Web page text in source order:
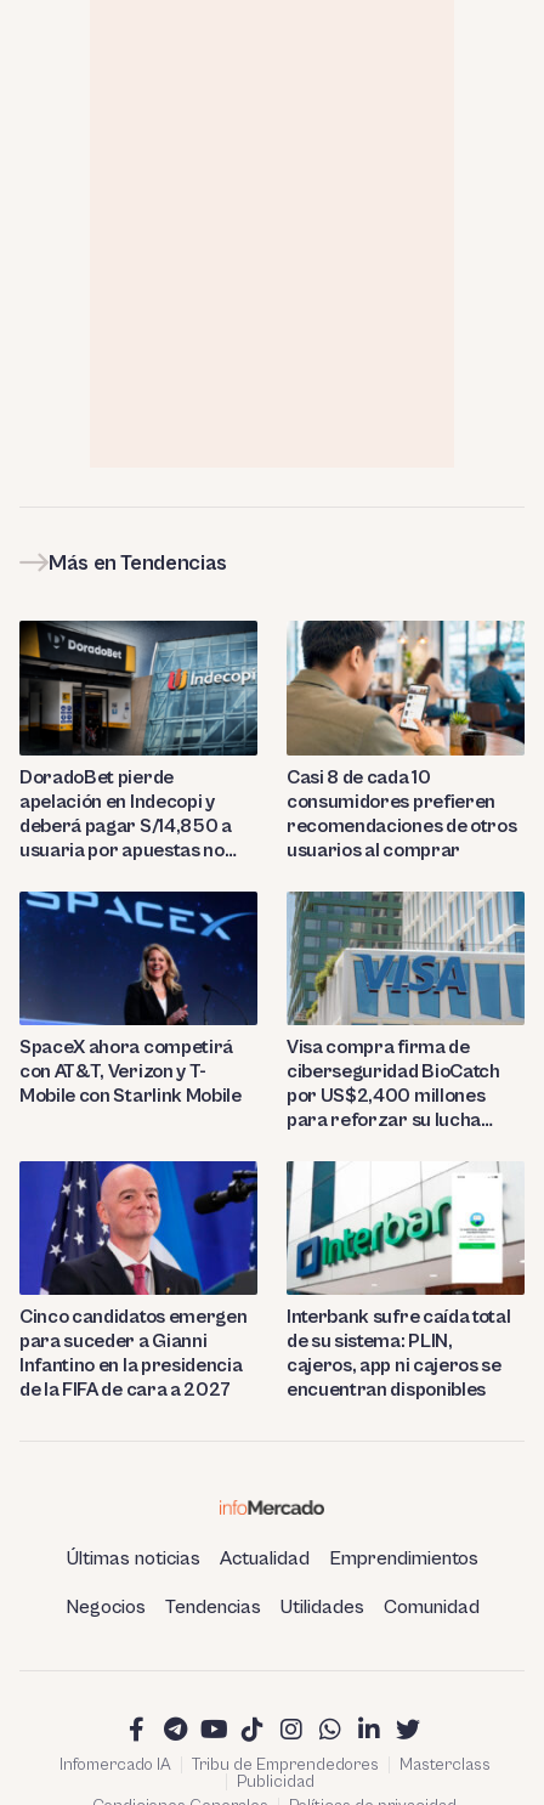
Más en Tendencias
DoradoBet pierde
apelación en Indecopi y
deberá pagar S/14,850 a
usuaria por apuestas no
Casi 8 de cada 10
consumidores prefieren
recomendaciones de otros
usuarios al comprar
SpaceX ahora competirá
con AT&T, Verizon y T-
Mobile con Starlink Mobile
Visa compra firma de
ciberseguridad BioCatch
por US$2,400 millones
para reforzar su lucha
Cinco candidatos emergen
para suceder a Gianni
Infantino en la presidencia
de la FIFA de cara a 2027
Interbank sufre caída total
de su sistema: PLIN,
cajeros, app ni cajeros se
encuentran disponibles
Últimas noticias Actualidad Emprendimientos
Negocios Tendencias Utilidades Comunidad
Infomercado IA Tribu de Emprendedores
Masterclass
Publicidad